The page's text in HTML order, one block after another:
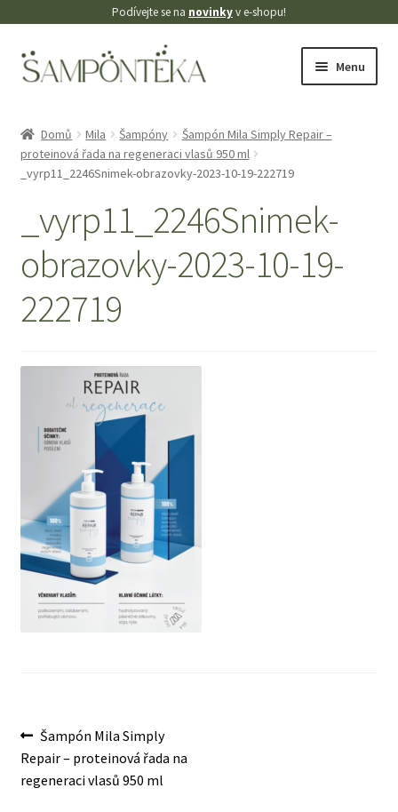
Podívejte se na novinkyv e-shopu!
Přeskočit
na
Přejít
k
Menu
Blog
Doprava
Kontakt
O nás
Obchod
Obchodní podmínky
Odstoupení od smlouvy
Zásady ochrany osobních údajů
Domů Mila Šampóny
Šampón Mila Simply Repair –
proteinová řada na regeneraci vlasů 950 ml
_vyrp11_2246Snimek-obrazovky-2023-10-19-222719
_vyrp11_2246Snimek-
obrazovky-2023-10-19-
222719
Navigace
pro
Předchozí
příspěvek:
Šampón Mila Simply
Repair – proteinová řada na
regeneraci vlasů 950 ml